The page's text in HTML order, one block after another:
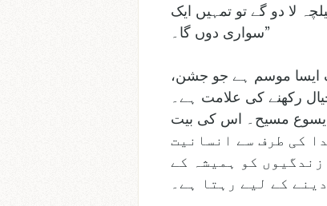
لا دو گے تو تمہیں ایک
سواری دوں گا۔”
ایسا موسم ہے جو جشن،
رکھنے کی علامت ہے۔
یسوع مسیح۔ اس کی بیت
خدا کی طرف سے انسانیت
کو ہمیشہ کے
کے لیے رہتا ہے۔